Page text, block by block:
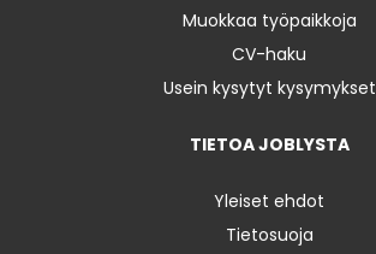
Muokkaa työpaikkoja
CV-haku
Usein kysytyt kysymykset
TIETOA JOBLYSTA
Yleiset ehdot
Tietosuoja